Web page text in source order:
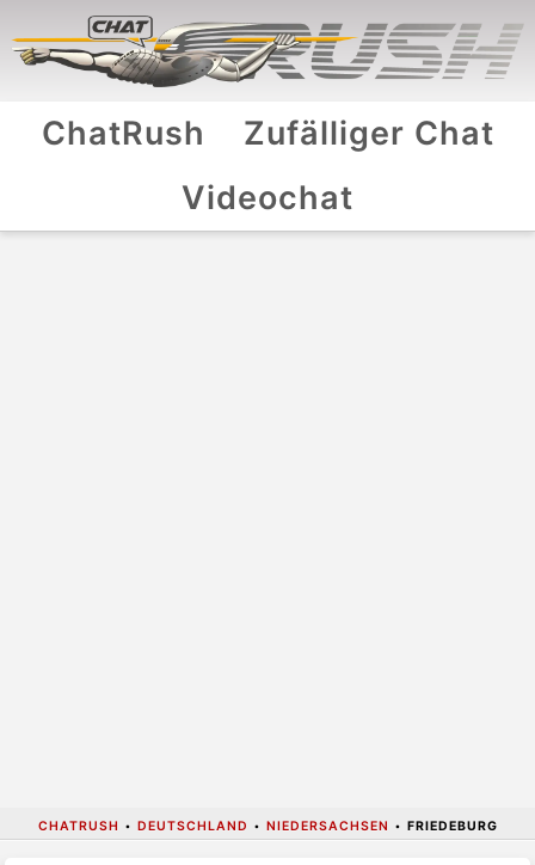
ChatRush
Zufälliger Chat
Videochat
CHATRUSH • DEUTSCHLAND • NIEDERSACHSEN • FRIEDEBURG